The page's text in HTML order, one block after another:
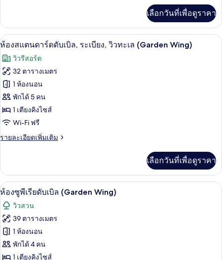
วิว
ทะเล
(Garden
Wing)
ทวิน
(Ocean
Wing)
เกี่ยว
กับ
ห้อง
เซก
คิว
ทีฟ
ทวิ
น
(Ocean
Wing)
เลือกวันที่เพื่อดูราคา
เปิด
ภาพถ่าย
ทั้งหมด
ของ
ห้อง
สแตนดาร์ด
ดับเบิล,
ระเบียง,
ทะเล
(Garden
Wing)
ห้องสแตนดาร์ดดับเบิล, ระเบียง, วิวท
6
ห้องสแตนดาร์ดดับเบิล, ระเบียง, วิวทะเล (Garden Wing)
วิวรีสอร์ต
32 ตารางเมตร
1 ห้องนอน
พักได้ 5 คน
1 เตียงคิงไซส์
Wi-Fi ฟรี
รายละเอียดเพิ่มเติม
ราย
เกี่ยว
กับ
ห้อง
สแตนดาร์ด
ดับเบิล,
ระเบียง,
วิว
ทะเล
(Garden
Wing)
เลือกวันที่เพื่อดูราคา
เปิด
ภาพถ่าย
ทั้งหมด
ของ
ห้อง
ห้องซูพีเรียดับเบิล (Garden Wing) |
5
ห้องซูพีเรียดับเบิล (Garden Wing)
วิวสวน
39 ตารางเมตร
1 ห้องนอน
พักได้ 4 คน
1 เตียงคิงไซส์